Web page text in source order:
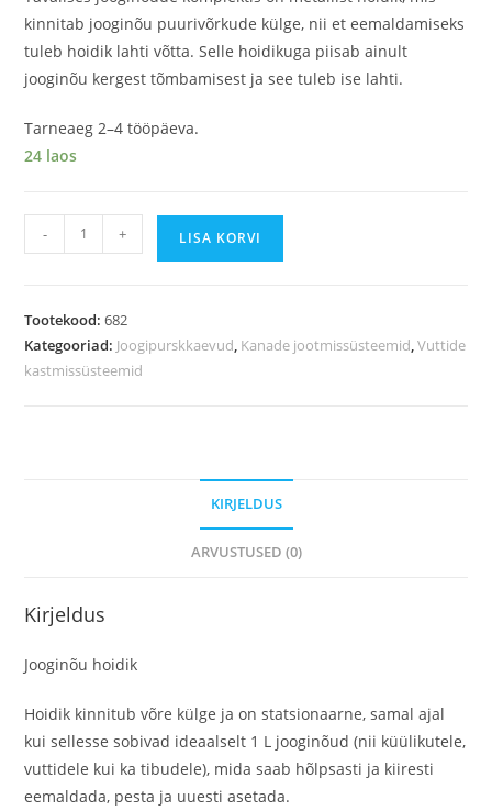
kinnitab jooginõu puurivõrkude külge, nii et eemaldamiseks
tuleb hoidik lahti võtta. Selle hoidikuga piisab ainult
jooginõu kergest tõmbamisest ja see tuleb ise lahti.
Tarneaeg 2–4 tööpäeva.
24 laos
- + LISA KORVI
Tootekood:682
Kategooriad: Joogipurskkaevud, Kanade jootmissüsteemid,Vuttide
kastmissüsteemid
KIRJELDUS
ARVUSTUSED (0)
Kirjeldus
Jooginõu hoidik
Hoidik kinnitub võre külge ja on statsionaarne, samal ajal
kui sellesse sobivad ideaalselt 1 L jooginõud (nii küülikutele,
vuttidele kui ka tibudele), mida saab hõlpsasti ja kiiresti
eemaldada, pesta ja uuesti asetada.